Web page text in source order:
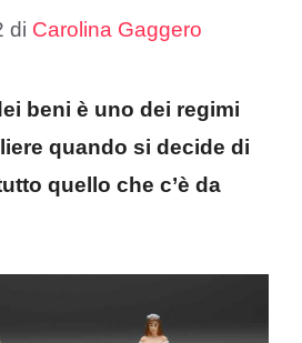
di Carolina Gaggero
beni è uno dei regimi
quando si decide di
quello che c’è da